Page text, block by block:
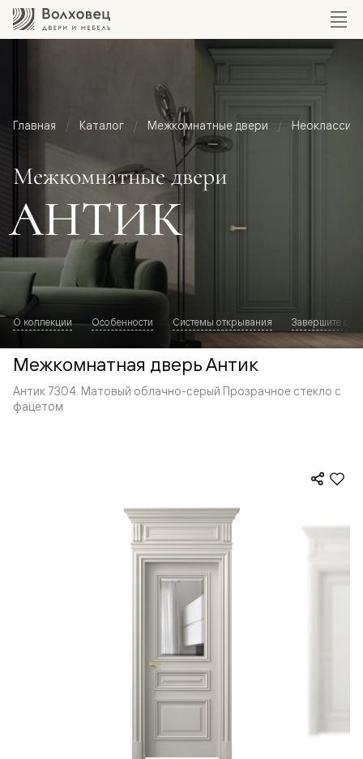
Главная Каталог Межкомнатные двери Неоклассика
Межкомнатные двери
АНТИК
О коллекции Особенности Системы открывания Завершите
Межкомнатная дверь Антик
Антик 7304. Матовый облачно-серый Прозрачное стекло с
фацетом